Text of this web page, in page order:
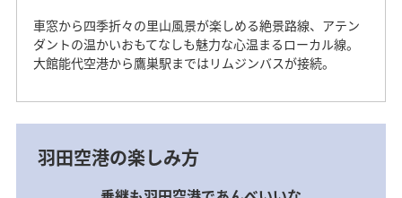
車窓から四季折々の里山風景が楽しめる絶景路線、アテン
ダントの温かいおもてなしも魅力な心温まるローカル線。
大館能代空港から鷹巣駅まではリムジンバスが接続。
山口宇部・岩国空港発
（羽田空港経由～大館
能代空港）
秋田おすすめ観光情報
大館能代空港発
（羽田空港経由～佐賀
空港着）
佐賀おすすめ観光情報
大館能代空港発
（羽田空港経由～山口
宇部・岩国着）
羽田空港の楽しみ方